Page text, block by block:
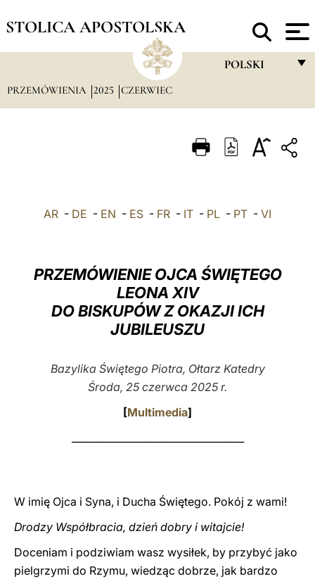
STOLICA APOSTOLSKA
POLSKI
ITALIANO
العربيّة
中文
PRZEMÓWIENIA 2025 CZERWIEC
AR - DE - EN - ES - FR - IT - PL - PT - VI
PRZEMÓWIENIE OJCA ŚWIĘTEGO
LEONA XIV
DO BISKUPÓW Z OKAZJI ICH
JUBILEUSZU
Bazylika Świętego Piotra, Ołtarz Katedry
Środa, 25 czerwca 2025 r.
[Multimedia]
W imię Ojca i Syna, i Ducha Świętego. Pokój z wami!
Drodzy Współbracia, dzień dobry i witajcie!
Doceniam i podziwiam wasz wysiłek, by przybyć jako
pielgrzymi do Rzymu, wiedząc dobrze, jak bardzo